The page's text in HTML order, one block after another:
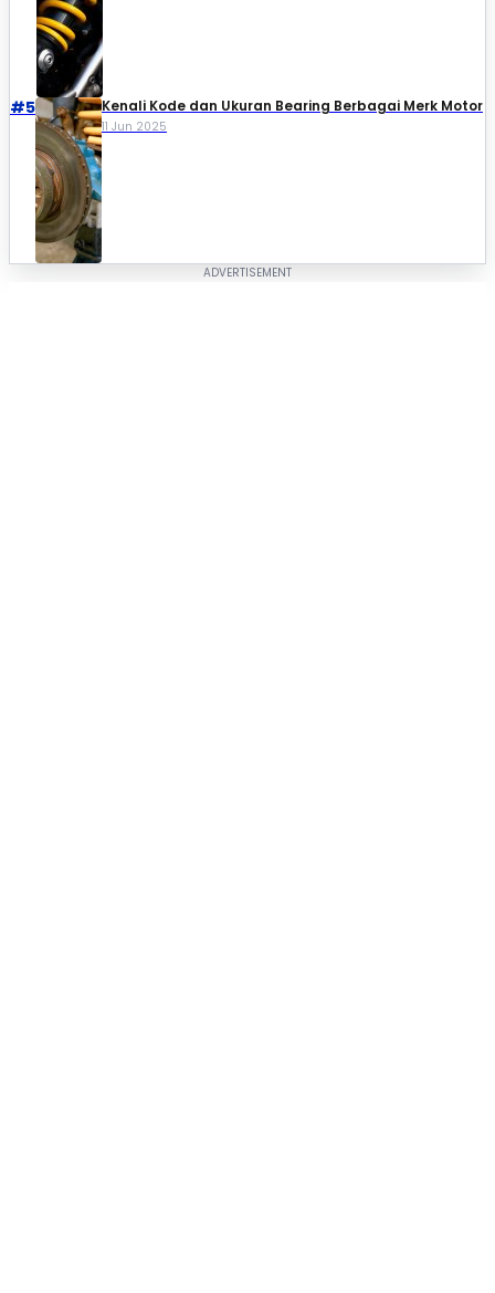
#5 Kenali Kode dan Ukuran Bearing Berbagai Merk Motor
11 Jun 2025